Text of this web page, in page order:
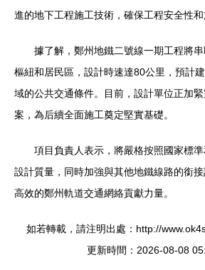
進的地下工程施工技術，確保工程安全性和
據了解，鄭州地鐵二號線一期工程將串聯
樞紐和居民區，設計時速達80公里，預
域的公共交通條件。目前，設計單位正
案，為后續全面施工奠定堅實基礎。
項目負責人表示，將嚴格按照國家標
設計質量，同時加強與其他地鐵線路的銜
高效的鄭州軌道交通網絡貢獻力量。
如若轉載，請注明出處：http://
更新時間：2026-08-08